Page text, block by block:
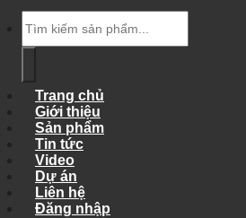
kiếm:
Trang chủ
Giới thiệu
Sản phẩm
Tin tức
Video
Dự án
Liên hệ
Đăng nhập